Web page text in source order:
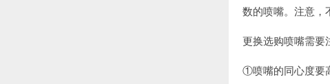
数的喷嘴。注意，
更换选购喷嘴需要
①喷嘴的同心度要